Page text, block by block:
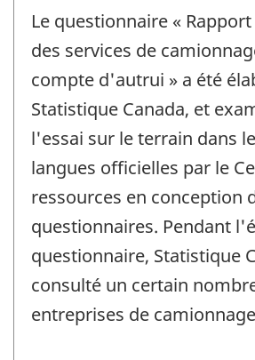
Le questionnaire «
des services de
compte d'autrui » a été
Statistique Canada, et
l'essai sur le terrain dans
langues officielles par le
ressources en conception
questionnaires. Pendant
questionnaire, Statistique
consulté un certain
entreprises de